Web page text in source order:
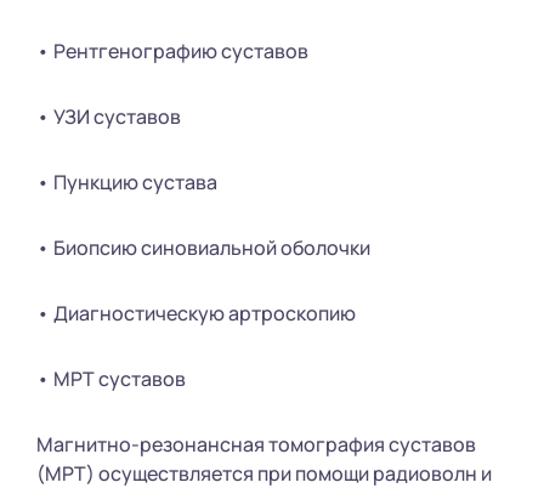
• Рентгенографию суставов
• УЗИ суставов
• Пункцию сустава
• Биопсию синовиальной оболочки
• Диагностическую артроскопию
• МРТ суставов
Магнитно-резонансная томография суставов
(МРТ) осуществляется при помощи радиоволн и